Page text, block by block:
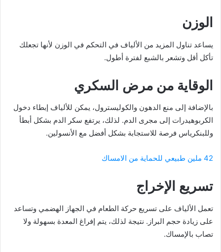
الوزن
يساعد تناول المزيد من الألياف في التحكم في الوزن لأنها تجعلك
تأكل أقل وتشعر بالشبع لفترة أطول.
الوقاية من مرض السكري
بالإضافة إلى منع الدهون والكوليسترول، يمكن للألياف إبطاء دخول
الكربوهيدرات إلى مجرى الدم. لذلك، يرتفع سكر الدم بشكل أبطأ
وللبنكرياس فرصة للاستجابة بشكل أفضل مع الأنسولين.
42 ملين طبيعي للحماية من الامساك
تسريع الإخراج
تعمل الألياف على تسريع حركة الطعام في الجهاز الهضمي وتساعد
على زيادة حجم البراز. نتيجة لذلك، يتم إفراغ المعدة بسهولة ولا
تصاب بالإمساك.